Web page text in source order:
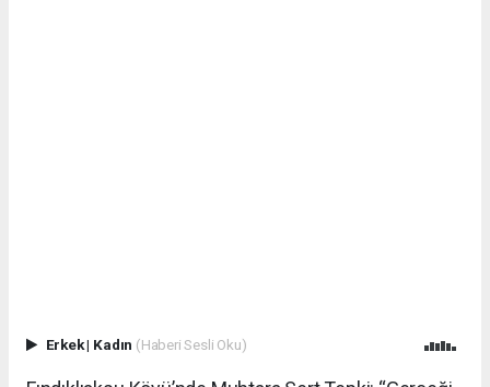
Erkek| Kadın (Haberi Sesli Oku)